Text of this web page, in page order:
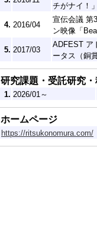
チがナイ！
4. 2016/04
宣伝会議 第
ン映像「
5. 2017/03
ADFEST ア
ータス（銅
研究課題・受託研究
1. 2026/01～
ホームページ
https://ritsukonomura.com/